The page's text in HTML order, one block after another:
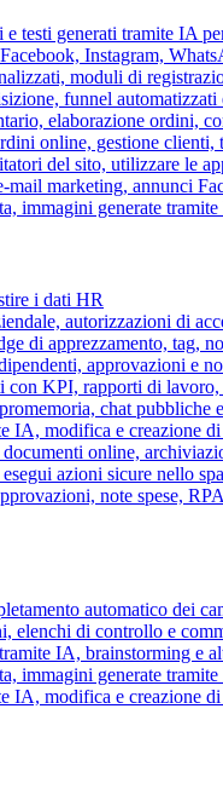
testi generati tramite IA
Instagram,
moduli di
funnel
elaborazione ordini,
online, gestione clienti,
del sito, utilizzare le
mail marketing, annunci
immagini generate
i dati HR
autorizzazioni di
di apprezzamento, tag,
approvazioni e
con KPI, rapporti di
chat pubbliche
IA, modifica e creazione
online,
azioni sicure nello
note spese,
automatico dei
elenchi di controllo e
IA, brainstorming e
immagini generate
IA, modifica e creazione